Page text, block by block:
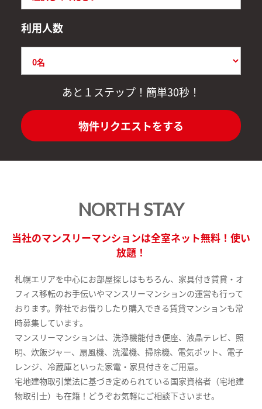
利用人数
あと１ステップ！簡単30秒！
物件リクエストをする
NORTH STAY
当社のマンスリーマンションは全室ネット無料！使い
放題！
札幌エリアを中心にお部屋探しはもちろん、家具付き賃貸・オ
フィス移転のお手伝いやマンスリーマンションの運営も行って
おります。弊社でお借りしたり購入できる賃貸マンションも常
時募集しています。
マンスリーマンションは、洗浄機能付き便座、液晶テレビ、照
明、炊飯ジャー、扇風機、洗濯機、掃除機、電気ポット、電子
レンジ、冷蔵庫といった家電・家具付きをご用意。
宅地建物取引業法に基づき定められている国家資格者（宅地建
物取引士）も在籍！どうぞお気軽にご相談下さいませ。